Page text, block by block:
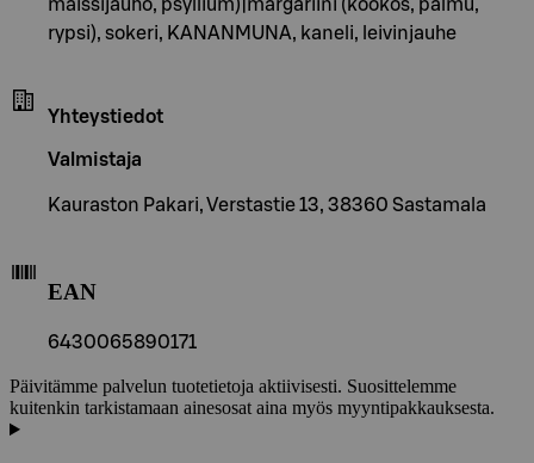
maissijauho, psyllium)|margariini (kookos, palmu,
rypsi), sokeri, KANANMUNA, kaneli, leivinjauhe
Yhteystiedot
Valmistaja
Kauraston Pakari, Verstastie 13, 38360 Sastamala
EAN
6430065890171
Päivitämme palvelun tuotetietoja aktiivisesti. Suosittelemme
kuitenkin tarkistamaan ainesosat aina myös myyntipakkauksesta.